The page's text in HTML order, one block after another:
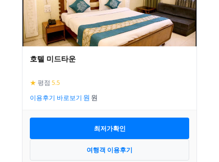
호텔 미드타운
★ 평점 5.5
이용후기 바로보기
최저가확인
여행객 이용후기